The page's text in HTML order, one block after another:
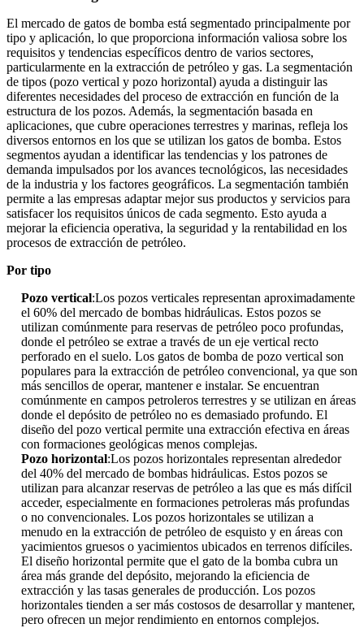
El mercado de gatos de bomba está segmentado principalmente por
tipo y aplicación, lo que proporciona información valiosa sobre los
requisitos y tendencias específicos dentro de varios sectores,
particularmente en la extracción de petróleo y gas. La segmentación
de tipos (pozo vertical y pozo horizontal) ayuda a distinguir las
diferentes necesidades del proceso de extracción en función de la
estructura de los pozos. Además, la segmentación basada en
aplicaciones, que cubre operaciones terrestres y marinas, refleja los
diversos entornos en los que se utilizan los gatos de bomba. Estos
segmentos ayudan a identificar las tendencias y los patrones de
demanda impulsados ​​por los avances tecnológicos, las necesidades
de la industria y los factores geográficos. La segmentación también
permite a las empresas adaptar mejor sus productos y servicios para
satisfacer los requisitos únicos de cada segmento. Esto ayuda a
mejorar la eficiencia operativa, la seguridad y la rentabilidad en los
procesos de extracción de petróleo.
Por tipo
Pozo vertical:Los pozos verticales representan aproximadamente
el 60% del mercado de bombas hidráulicas. Estos pozos se
utilizan comúnmente para reservas de petróleo poco profundas,
donde el petróleo se extrae a través de un eje vertical recto
perforado en el suelo. Los gatos de bomba de pozo vertical son
populares para la extracción de petróleo convencional, ya que son
más sencillos de operar, mantener e instalar. Se encuentran
comúnmente en campos petroleros terrestres y se utilizan en áreas
donde el depósito de petróleo no es demasiado profundo. El
diseño del pozo vertical permite una extracción efectiva en áreas
con formaciones geológicas menos complejas.
Pozo horizontal:Los pozos horizontales representan alrededor
del 40% del mercado de bombas hidráulicas. Estos pozos se
utilizan para alcanzar reservas de petróleo a las que es más difícil
acceder, especialmente en formaciones petroleras más profundas
o no convencionales. Los pozos horizontales se utilizan a
menudo en la extracción de petróleo de esquisto y en áreas con
yacimientos gruesos o yacimientos ubicados en terrenos difíciles.
El diseño horizontal permite que el gato de la bomba cubra un
área más grande del depósito, mejorando la eficiencia de
extracción y las tasas generales de producción. Los pozos
horizontales tienden a ser más costosos de desarrollar y mantener,
pero ofrecen un mejor rendimiento en entornos complejos.